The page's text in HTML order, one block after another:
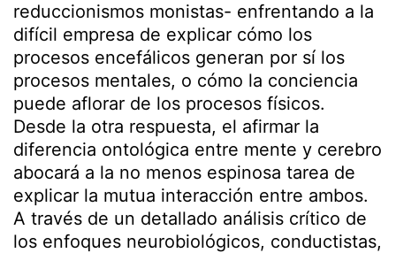
reduccionismos monistas- enfrentando a la
difícil empresa de explicar cómo los
procesos encefálicos generan por sí los
procesos mentales, o cómo la conciencia
puede aflorar de los procesos físicos.
Desde la otra respuesta, el afirmar la
diferencia ontológica entre mente y cerebro
abocará a la no menos espinosa tarea de
explicar la mutua interacción entre ambos.
A través de un detallado análisis crítico de
los enfoques neurobiológicos, conductistas,